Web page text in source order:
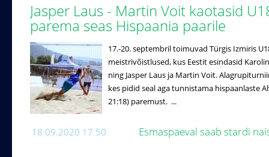
Jasper Laus - Martin Voit kaotasid
parema seas Hispaania paarile
17.-20. septembril toimuvad Türgis Izmiris
meistrivõistlused, kus Eestit esindasid
ning Jasper Laus ja Martin Voit.
kes pidid seal aga tunnistama hispaanlaste
21:18) paremust. ...
18.09.2020 17:50 Esmaspäeval saab stardi